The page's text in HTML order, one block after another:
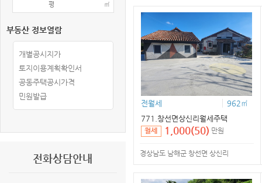
평 ㎡
부동산 정보열람
개별공시지가
토지이용계획확인서
공동주택공시가격
민원발급
전화상담안내
전월세
962㎡
771.창선면상신리 월세 주택
월세 1,000(50) 만원
경상남도 남해군 창선면 상신리